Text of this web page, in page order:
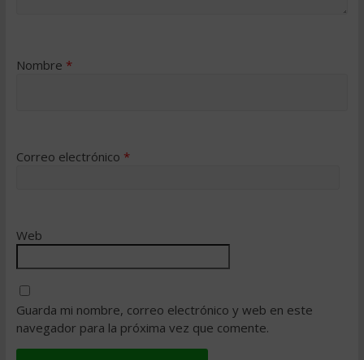
Nombre *
Correo electrónico *
Web
Guarda mi nombre, correo electrónico y web en este
navegador para la próxima vez que comente.